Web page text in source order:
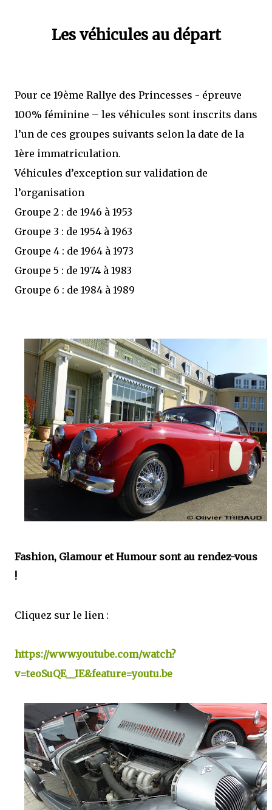
Les véhicules au départ
Pour ce 19ème Rallye des Princesses - épreuve
100% féminine – les véhicules sont inscrits dans
l’un de ces groupes suivants selon la date de la
1ère immatriculation.
Véhicules d’exception sur validation de
l’organisation
Groupe 2 : de 1946 à 1953
Groupe 3 : de 1954 à 1963
Groupe 4 : de 1964 à 1973
Groupe 5 : de 1974 à 1983
Groupe 6 : de 1984 à 1989
Fashion, Glamour et Humour sont au rendez-vous
!
Cliquez sur le lien :
https://www.youtube.com/watch?
v=teoSuQE__IE&feature=youtu.be